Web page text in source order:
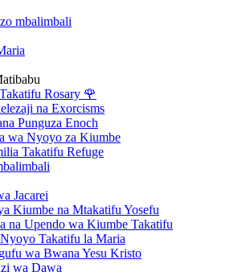
mbalimbali
Rosary 🌹
na Exorcisms
Punguza Enoch
wa Nyoyo za Kiumbe
Takatifu Refuge
Jacarei
Kiumbe na Mtakatifu Yosefu
na Upendo wa Kiumbe Takatifu
Takatifu la Maria
wa Bwana Yesu Kristo
wa Dawa